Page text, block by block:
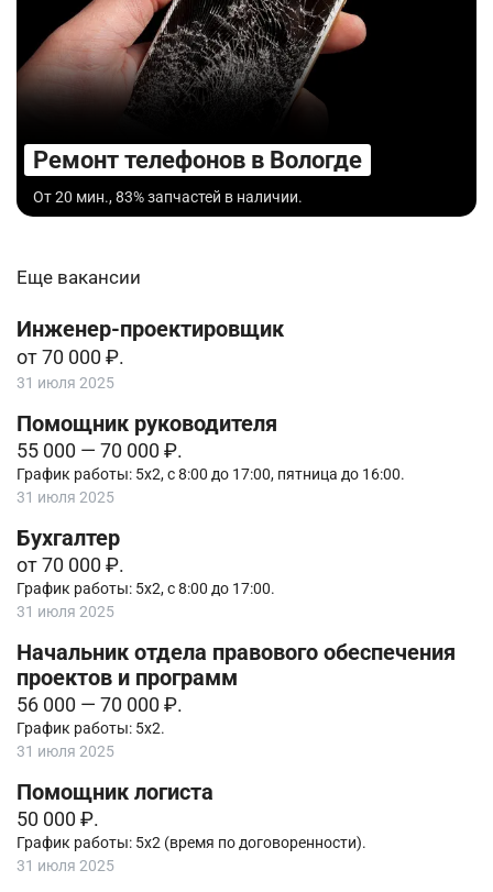
Ремонт телефонов в Вологде
От 20 мин., 83% запчастей в наличии.
Еще вакансии
Инженер-проектировщик
от 70 000 ₽.
31 июля 2025
Помощник руководителя
55 000 — 70 000 ₽.
График работы: 5х2, с 8:00 до 17:00, пятница до 16:00.
31 июля 2025
Бухгалтер
от 70 000 ₽.
График работы: 5х2, с 8:00 до 17:00.
31 июля 2025
Начальник отдела правового обеспечения
проектов и программ
56 000 — 70 000 ₽.
График работы: 5х2.
31 июля 2025
Помощник логиста
50 000 ₽.
График работы: 5х2 (время по договоренности).
31 июля 2025